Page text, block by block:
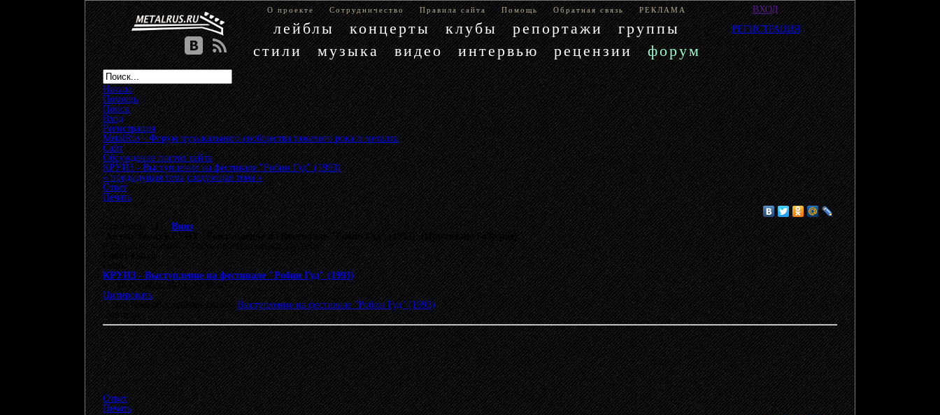
О проекте Сотрудничество Правила сайта Помощь Обратная связь РЕКЛАМА
лейблы концерты клубы репортажи
группы
стили
музыка видео интервью рецензии форум
ВХОД
РЕГИСТРАЦИЯ
Начало
Помощь
Поиск
Вход
Регистрация
MetalRus - Форум музыкального сообщества тяжелого рока и металла»
Сайт»
Обсуждение постов сайта»
КРУИЗ - Выступление на фестивале "Робин Гуд" (1993)
« предыдущая тема следующая тема »
Ответ
Печать
Страницы: [1]Вниз
АвторТема: КРУИЗ - Выступление на фестивале "Робин Гуд" (1993) (Прочитано 5438 раз)
0 Пользователей и 1 Гость просматривают эту тему.
Робот сайта
Гость
КРУИЗ - Выступление на фестивале "Робин Гуд" (1993)
«:16 Октябрь 2014, 20:31:40 »
Цитировать
Это тема обсуждения записиВыступление на фестивале "Робин Гуд" (1993).
Записан
Ответ
Печать